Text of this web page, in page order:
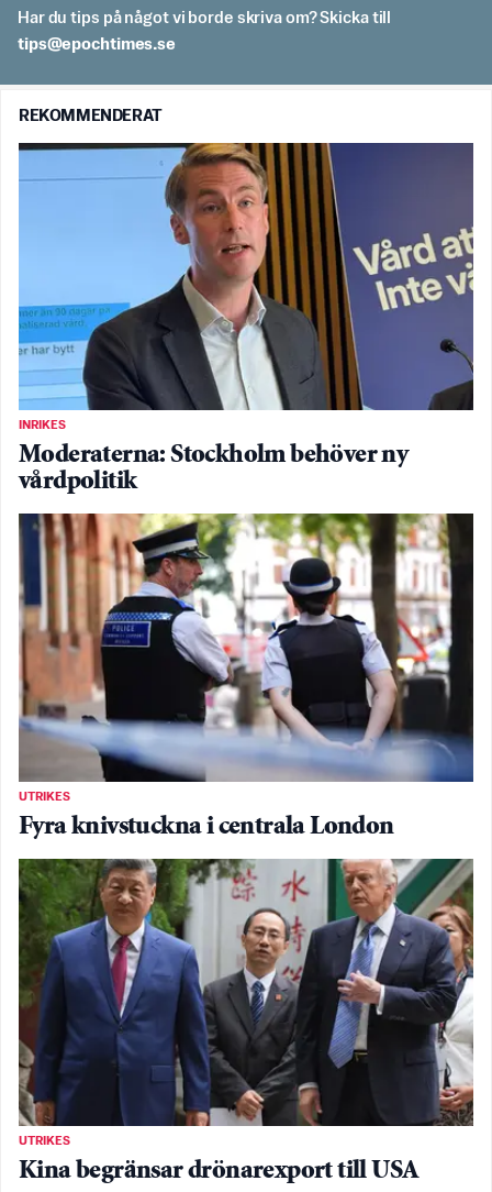
Har du tips på något vi borde skriva om? Skicka till
es.semithcope@spit
REKOMMENDERAT
INRIKES
Moderaterna: Stockholm behöver ny
vårdpolitik
UTRIKES
Fyra knivstuckna i centrala London
UTRIKES
Kina begränsar drönarexport till USA